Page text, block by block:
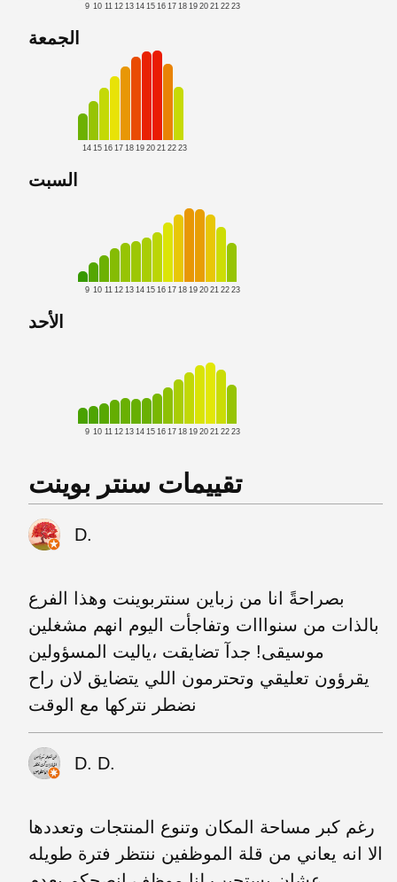
9 10 11 12 13 14 15 16 17 18 19 20 21 22 23
الجمعة
14 15 16 17 18 19 20 21 22 23
السبت
9 10 11 12 13 14 15 16 17 18 19 20 21 22 23
الأحد
9 10 11 12 13 14 15 16 17 18 19 20 21 22 23
تقييمات سنتر بوينت
D.
بصراحةً انا من زباين سنتربوينت وهذا الفرع
بالذات من سنوااات وتفاجأت اليوم انهم مشغلين
موسيقى! جدآ تضايقت ،ياليت المسؤولين
يقرؤون تعليقي وتحترمون اللي يتضايق لان راح
نضطر نتركها مع الوقت
D. D.
رغم كبر مساحة المكان وتنوع المنتجات وتعددها
الا انه يعاني من قلة الموظفين ننتظر فترة طويله